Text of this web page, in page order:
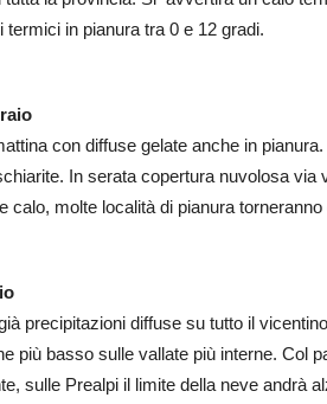
termici in pianura tra 0 e 12 gradi.
con diffuse gelate anche in
In serata copertura nuvolosa via
calo, molte località di pianura
precipitazioni diffuse su tutto il
più basso sulle vallate più interne. Col
sulle Prealpi il limite della neve andrà